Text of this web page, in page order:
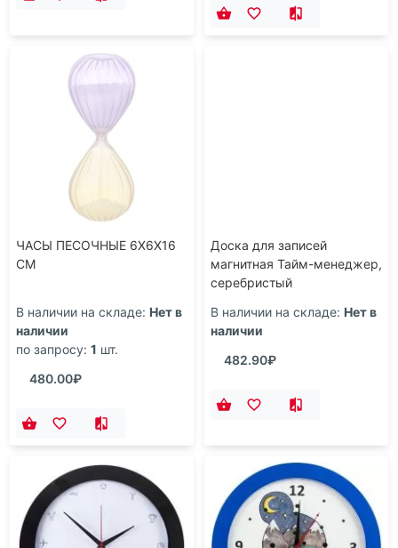
ЧАСЫ ПЕСОЧНЫЕ 6Х6Х16
СМ
В наличии на складе: Нет в
наличии
по запросу: 1 шт.
480.00₽
Доска для записей
магнитная Тайм-менеджер,
серебристый
В наличии на складе: Нет в
наличии
482.90₽